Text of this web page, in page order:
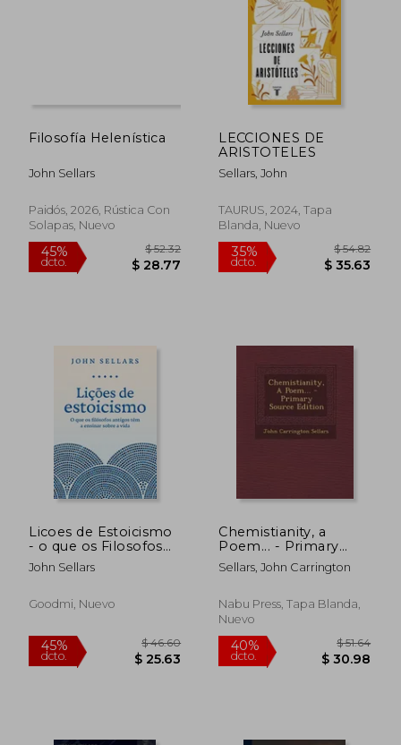
$ 16.85
45%
dcto.
$ 57.97 45%
dcto.
Filosofía Helenística
John Sellars
Paidós, 2026, Rústica Con
Solapas, Nuevo
LECCIONES DE
ARISTOTELES
Sellars, John
TAURUS, 2024, Tapa
Blanda, Nuevo
Licoes de Estoicismo
- o que os Filosofos
Antigos tem a
Ensinar Sobre a Vida
Brasil) (en Portugués)
John Sellars
Goodmi, Nuevo
Chemistianity, a
Poem... - Primary
Source Edition (en
Inglés)
Sellars, John Carrington
Nabu Press, Tapa Blanda,
Nuevo